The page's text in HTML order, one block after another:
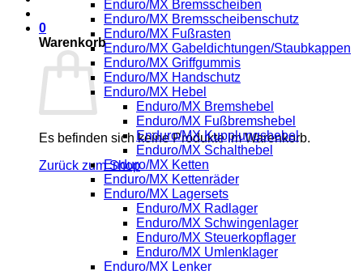
0
Warenkorb
Es befinden sich keine Produkte im Warenkorb.
Zurück zum Shop
Enduro/MX Bremsscheiben
Enduro/MX Bremsscheibenschutz
Enduro/MX Fußrasten
Enduro/MX Gabeldichtungen/Staubkappen
Enduro/MX Griffgummis
Enduro/MX Handschutz
Enduro/MX Hebel
Enduro/MX Bremshebel
Enduro/MX Fußbremshebel
Enduro/MX Kupplungshebel
Enduro/MX Schalthebel
Enduro/MX Ketten
Enduro/MX Kettenräder
Enduro/MX Lagersets
Enduro/MX Radlager
Enduro/MX Schwingenlager
Enduro/MX Steuerkopflager
Enduro/MX Umlenklager
Enduro/MX Lenker